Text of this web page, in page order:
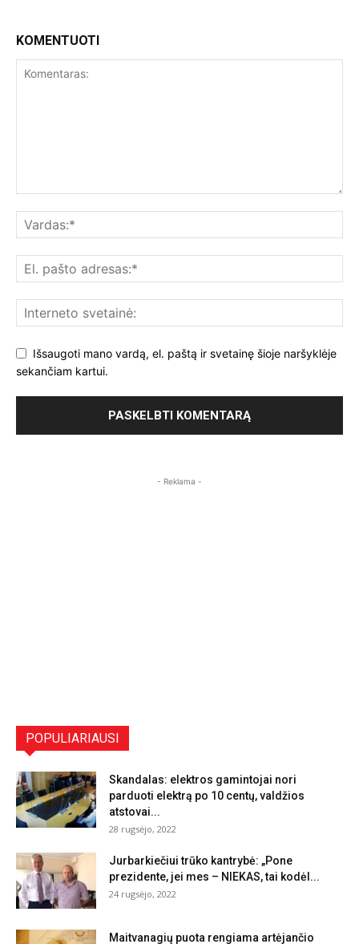
KOMENTUOTI
Išsaugoti mano vardą, el. paštą ir svetainę šioje naršyklėje
sekančiam kartui.
- Reklama -
POPULIARIAUSI
Skandalas: elektros gamintojai nori
parduoti elektrą po 10 centų, valdžios
atstovai...
28 rugsėjo, 2022
Jurbarkiečiui trūko kantrybė: „Pone
prezidente, jei mes – NIEKAS, tai kodėl...
24 rugsėjo, 2022
Maitvanagių puota rengiama artėjančio